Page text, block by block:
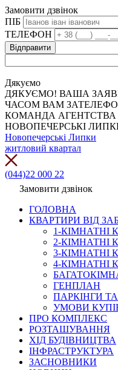
Замовити дзвінок
ПІБ
ТЕЛЕФОН
Дякуємо
ДЯКУЄМО! ВАША
ЧАСОМ ВАМ
КОМАНДА АГЕНТСТВА
НОВОПЕЧЕРСЬКІ
Новопечерські Липки
житловий квартал
(044)22 000 22
Замовити дзвінок
ГОЛОВНА
КВАРТИРИ ВІД
1-КІМНАТНІ
2-КІМНАТНІ
3-КІМНАТНІ
4-КІМНАТНІ
ГЕНПЛАН
ПАРКІНГИ
УМОВИ
ПРО КОМПЛЕКС
РОЗТАШУВАННЯ
ХІД БУДІВНИЦТВА
ІНФРАСТРУКТУРА
ЗАСНОВНИКИ